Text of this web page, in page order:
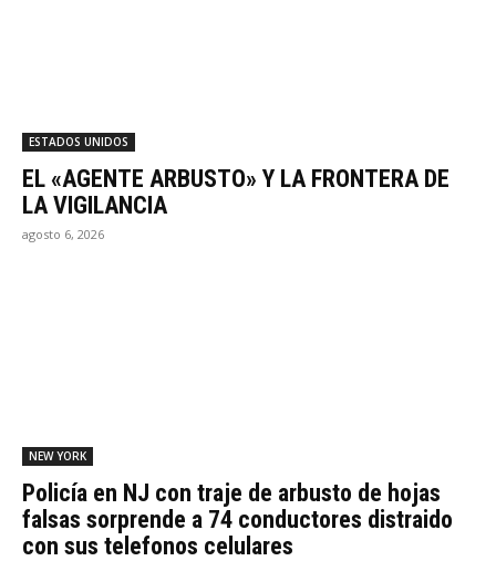
ESTADOS UNIDOS
EL «AGENTE ARBUSTO» Y LA FRONTERA DE
LA VIGILANCIA
agosto 6, 2026
NEW YORK
Policía en NJ con traje de arbusto de hojas
falsas sorprende a 74 conductores distraido
con sus telefonos celulares